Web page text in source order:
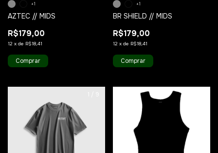
AZTEC // MIDS
R$179,00
12 x de R$18,41
+1
Comprar
BR SHIELD // MIDS
R$179,00
12 x de R$18,41
+1
Comprar